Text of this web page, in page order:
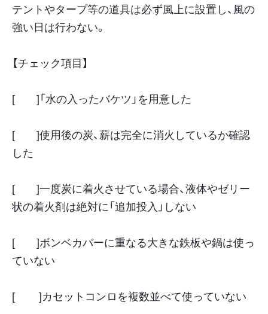
テントやタープ等の道具は必ず風上に設置し、風の
強い日は行わない。
【チェック項目】
[ ]「水の入ったバケツ」を用意した
[ ]使用後の炭、薪は完全に消火しているか確認
した
[ ]一度炭に着火させている場合、液体やゼリー
状の着火剤は絶対に「追加投入」しない
[ ]ボンベカバーに重なる大きな鉄板や鍋は使っ
ていない
[ ]カセットコンロを複数並べて使っていない